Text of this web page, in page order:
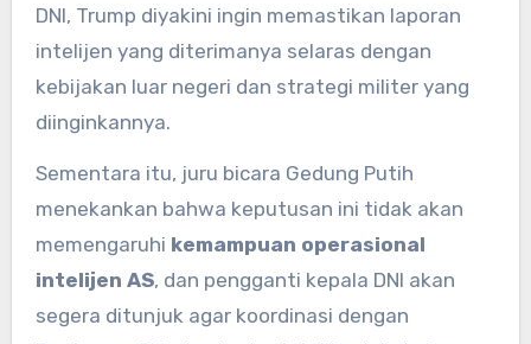
DNI, Trump diyakini ingin memastikan laporan
intelijen yang diterimanya selaras dengan
kebijakan luar negeri dan strategi militer yang
diinginkannya.
Sementara itu, juru bicara Gedung Putih
menekankan bahwa keputusan ini tidak akan
memengaruhi kemampuan operasional
intelijen AS, dan pengganti kepala DNI akan
segera ditunjuk agar koordinasi dengan